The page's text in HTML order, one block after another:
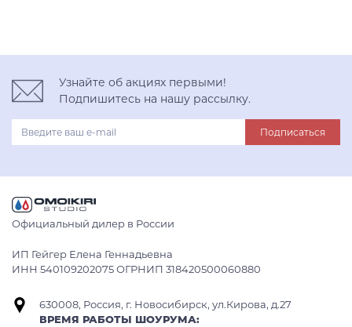
Узнайте об акциях первыми!
Подпишитесь на нашу рассылку.
Подписаться
Официальный дилер в России
ИП Гейгер Елена Геннадьевна
ИНН 540109202075 ОГРНИП 318420500060880
630008, Россия, г. Новосибирск, ул.Кирова, д.27
ВРЕМЯ РАБОТЫ ШОУРУМА: